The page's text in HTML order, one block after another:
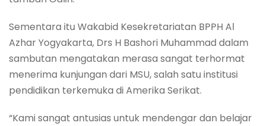
Sementara itu Wakabid Kesekretariatan BPPH Al
Azhar Yogyakarta, Drs H Bashori Muhammad dalam
sambutan mengatakan merasa sangat terhormat
menerima kunjungan dari MSU, salah satu institusi
pendidikan terkemuka di Amerika Serikat.
“Kami sangat antusias untuk mendengar dan belajar